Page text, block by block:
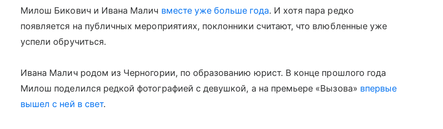
Милош Бикович и Ивана Малич вместе уже больше года. И хотя пара редко
появляется на публичных мероприятиях, поклонники считают, что влюбленные уже
успели обручиться.
Ивана Малич родом из Черногории, по образованию юрист. В конце прошлого года
Милош поделился редкой фотографией с девушкой, а на премьере «Вызова» впервые
вышел с ней в свет.